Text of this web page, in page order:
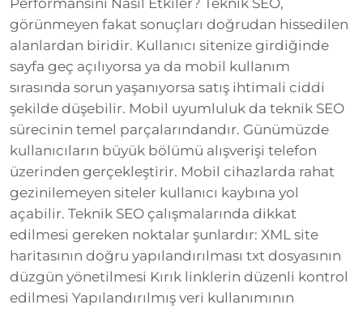
görünmeyen fakat sonuçları doğrudan hissedilen
alanlardan biridir. Kullanıcı sitenize girdiğinde
sayfa geç açılıyorsa ya da mobil kullanım
sırasında sorun yaşanıyorsa satış ihtimali ciddi
şekilde düşebilir. Mobil uyumluluk da teknik SEO
sürecinin temel parçalarındandır. Günümüzde
kullanıcıların büyük bölümü alışverişi telefon
üzerinden gerçekleştirir. Mobil cihazlarda rahat
gezinilemeyen siteler kullanıcı kaybına yol
açabilir. Teknik SEO çalışmalarında dikkat
edilmesi gereken noktalar şunlardır: XML site
haritasının doğru yapılandırılması txt dosyasının
düzgün yönetilmesi Kırık linklerin düzenli kontrol
edilmesi Yapılandırılmış veri kullanımının